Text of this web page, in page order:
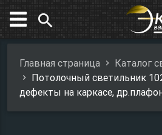
search
Главная страница
Каталог
Потолочный светильник
дефекты на каркасе,